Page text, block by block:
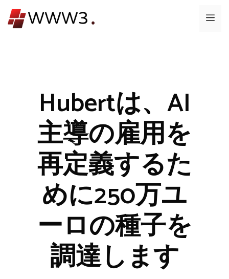
ン
メ
Hubertは、AI
主導の雇用を
再定義するた
めに250万ユ
ーロの種子を
調達します